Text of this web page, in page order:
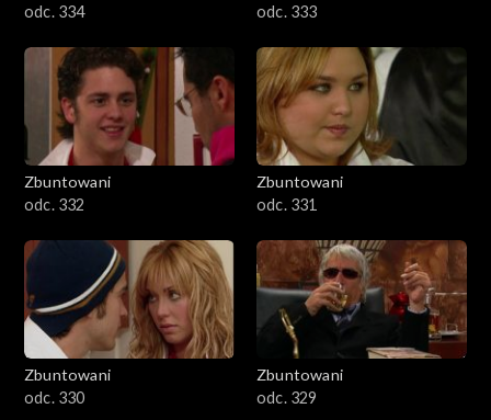
odc. 334
odc. 333
Zbuntowani
odc. 332
Zbuntowani
odc. 331
Zbuntowani
odc. 330
Zbuntowani
odc. 329